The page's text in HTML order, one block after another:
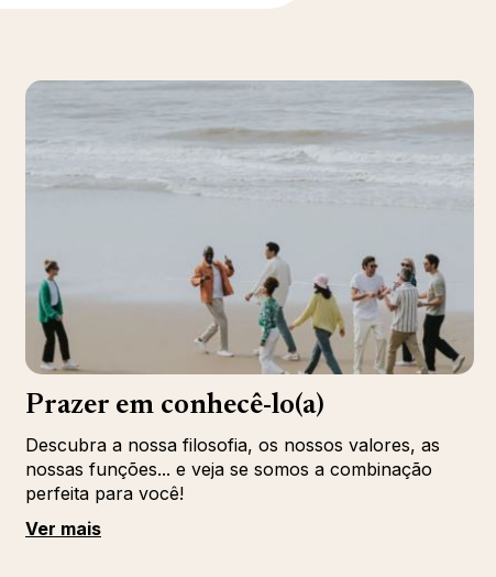
Prazer em conhecê-lo(a)
Descubra a nossa filosofia, os nossos valores, as
nossas funções... e veja se somos a combinação
perfeita para você!
Ver mais